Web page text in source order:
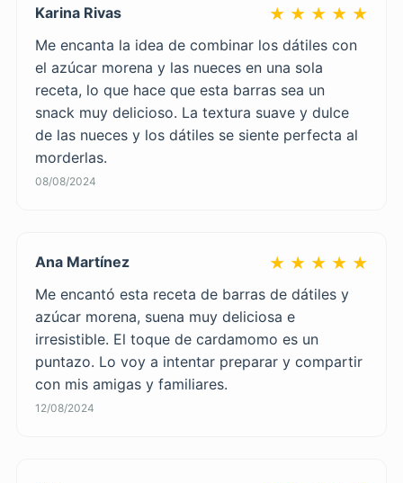
Karina Rivas ★ ★ ★ ★ ★
Me encanta la idea de combinar los dátiles con
el azúcar morena y las nueces en una sola
receta, lo que hace que esta barras sea un
snack muy delicioso. La textura suave y dulce
de las nueces y los dátiles se siente perfecta al
morderlas.
08/08/2024
Ana Martínez ★ ★ ★ ★ ★
Me encantó esta receta de barras de dátiles y
azúcar morena, suena muy deliciosa e
irresistible. El toque de cardamomo es un
puntazo. Lo voy a intentar preparar y compartir
con mis amigas y familiares.
12/08/2024